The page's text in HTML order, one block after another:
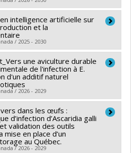
Innovation bioalimentaire
appliquée,
et adaptation
Boulianne
Ministère de l'Agriculture,
Innovation bioalimentaire
appliquée,
et adaptation
intelligence artificielle sur
et la
/ 2025 - 2030
Valdes Donoso
Boulianne,Émile Bouchard
Simon Dufour
Christopher Fernandez Prada,
,Juan Carlos Arango
,François M. Castonguay
Ministère de l'Agriculture,
une aviculture durable
de l'infection à E.
d'un additif naturel
/ 2026 - 2029
Boulianne
Ministère de l'Agriculture,
Innovation bioalimentaire
dans les œufs :
d’infection d’Ascaridia galli
validation des outils
en place d’un
au Québec.
/ 2026 - 2029